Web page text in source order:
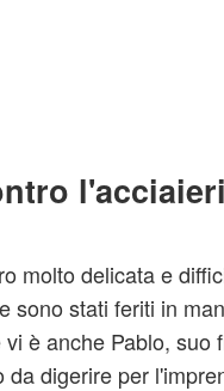
molto delicata e
sono stati feriti in
è anche Pablo, suo
da digerire per